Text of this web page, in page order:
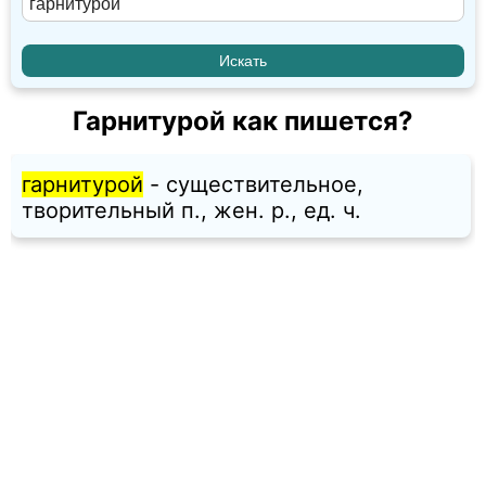
Гарнитурой как пишется?
гарнитурой - существительное,
творительный п., жен. p., ед. ч.